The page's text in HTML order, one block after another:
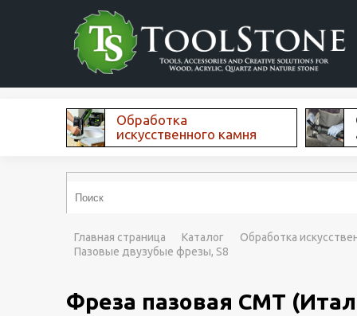
Обработка
искусственного камня
Главная страница Каталог
Обработка
Пазовые двузубые фрезы, S8
Фреза пазовая CMT